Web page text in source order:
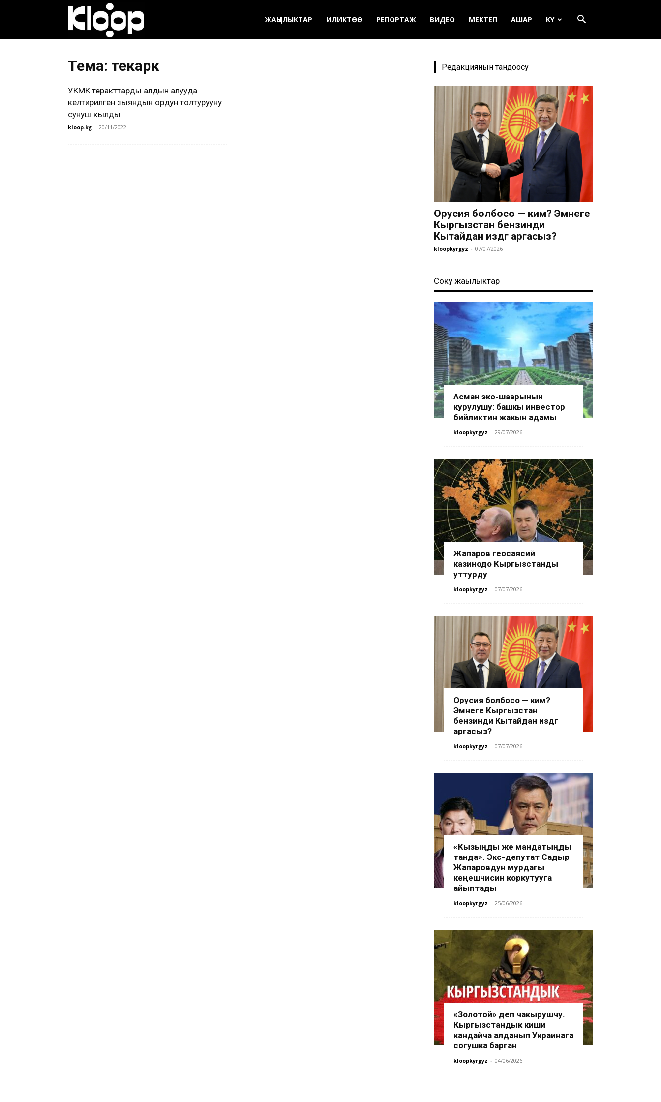
ЖАҢЫЛЫКТАР ИЛИКТӨӨ РЕПОРТАЖ ВИДЕО МЕКТЕП АШАР KY
Тема: текарк
УКМК теракттарды алдын алууда
келтирилген зыяндын ордун толтурууну
сунуш кылды
kloop.kg - 20/11/2022
Редакциянын тандоосу
Орусия болбосо — ким? Эмнеге
Кыргызстан бензинди
Кытайдан издөөгө аргасыз?
kloopkyrgyz - 07/07/2026
Соңку жаңылыктар
Асман эко-шаарынын
курулушу: башкы инвестор
бийликтин жакын адамы
kloopkyrgyz - 29/07/2026
Жапаров геосаясий
казинодо Кыргызстанды
уттурду
kloopkyrgyz - 07/07/2026
Орусия болбосо — ким?
Эмнеге Кыргызстан
бензинди Кытайдан издөөгө
аргасыз?
kloopkyrgyz - 07/07/2026
«Кызыңды же мандатыңды
танда». Экс-депутат Садыр
Жапаровдун мурдагы
кеңешчисин коркутууга
айыптады
kloopkyrgyz - 25/06/2026
«Золотой» деп чакырушчу.
Кыргызстандык киши
кандайча алданып Украинага
согушка барган
kloopkyrgyz - 04/06/2026